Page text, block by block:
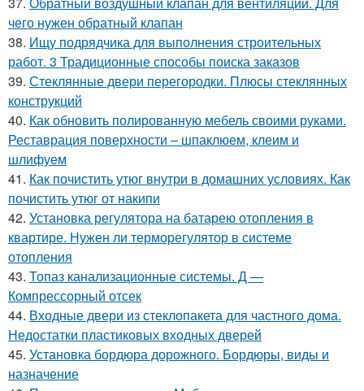
чего нужен обратный клапан
38. Ищу подрядчика для выполнения строительных
работ. 3 Традиционные способы поиска заказов
39. Стеклянные двери перегородки. Плюсы стеклянных
конструкций
40. Как обновить полированную мебель своими руками.
Реставрация поверхности – шпаклюем, клеим и
шлифуем
41. Как почистить утюг внутри в домашних условиях. Как
почистить утюг от накипи
42. Установка регулятора на батарею отопления в
квартире. Нужен ли терморегулятор в системе
отопления
43. Топаз канализационные системы. Д —
Компрессорный отсек
44. Входные двери из стеклопакета для частного дома.
Недостатки пластиковых входных дверей
45. Установка бордюра дорожного. Бордюры, виды и
назначение